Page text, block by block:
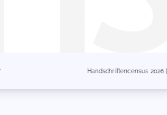
Handschriftencensus 2026 |